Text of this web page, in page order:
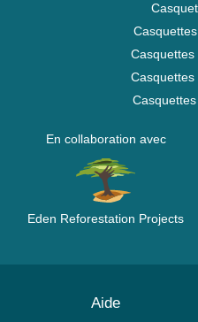
En collaboration avec
Eden Reforestation Projects
Aide